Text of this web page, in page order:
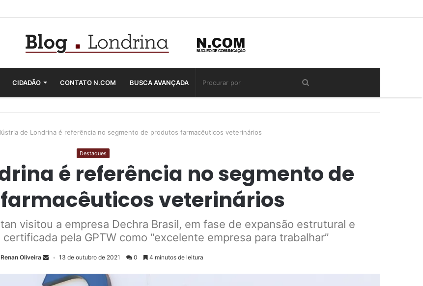
CIDADÃO CONTATO N.COM BUSCA AVANÇADA
de Londrina é referência no segmento de produtos farmacêuticos veterinários
Destaques
é referência no segmento de
veterinários
visitou a empresa Dechra Brasil, em fase de expansão estrutural e
pela GPTW como “excelente empresa para trabalhar”
Renan Oliveira 13 de outubro de 2021 0 4 minutos de leitura